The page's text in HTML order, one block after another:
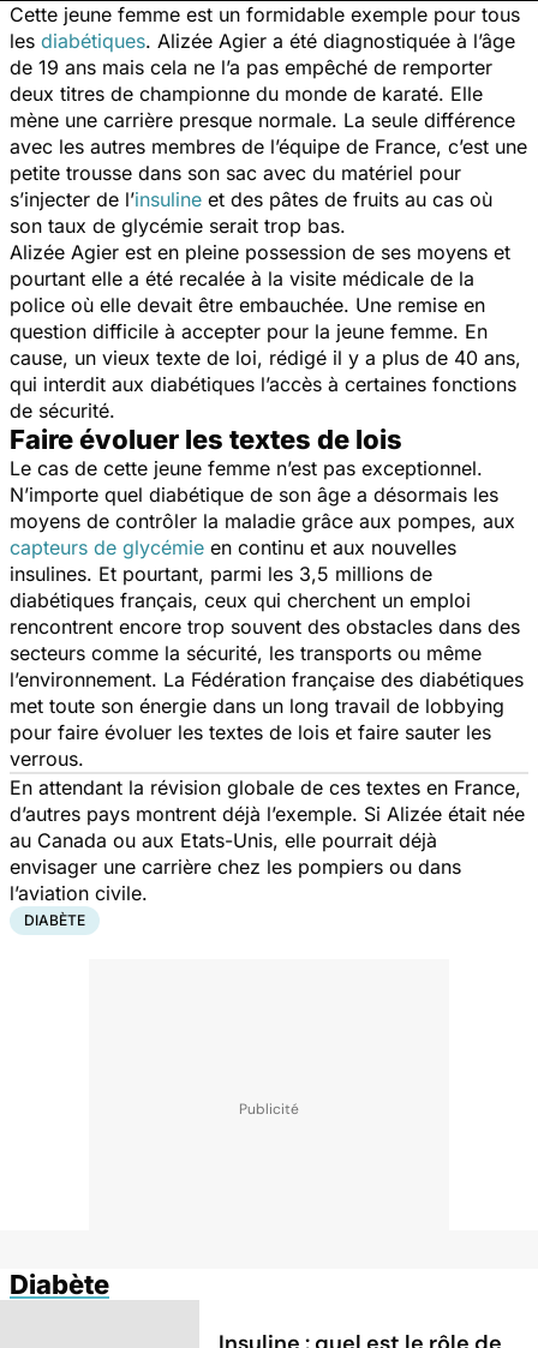
Cette jeune femme est un formidable exemple pour tous
les diabétiques. Alizée Agier a été diagnostiquée à l’âge
de 19 ans mais cela ne l’a pas empêché de remporter
deux titres de championne du monde de karaté. Elle
mène une carrière presque normale. La seule différence
avec les autres membres de l’équipe de France, c’est une
petite trousse dans son sac avec du matériel pour
s’injecter de l’insuline et des pâtes de fruits au cas où
son taux de glycémie serait trop bas.
Alizée Agier est en pleine possession de ses moyens et
pourtant elle a été recalée à la visite médicale de la
police où elle devait être embauchée. Une remise en
question difficile à accepter pour la jeune femme. En
cause, un vieux texte de loi, rédigé il y a plus de 40 ans,
qui interdit aux diabétiques l’accès à certaines fonctions
de sécurité.
Faire évoluer les textes de lois
Le cas de cette jeune femme n’est pas exceptionnel.
N’importe quel diabétique de son âge a désormais les
moyens de contrôler la maladie grâce aux pompes, aux
capteurs de glycémie en continu et aux nouvelles
insulines. Et pourtant, parmi les 3,5 millions de
diabétiques français, ceux qui cherchent un emploi
rencontrent encore trop souvent des obstacles dans des
secteurs comme la sécurité, les transports ou même
l’environnement. La Fédération française des diabétiques
met toute son énergie dans un long travail de lobbying
pour faire évoluer les textes de lois et faire sauter les
verrous.
En attendant la révision globale de ces textes en France,
d’autres pays montrent déjà l’exemple. Si Alizée était née
au Canada ou aux Etats-Unis, elle pourrait déjà
envisager une carrière chez les pompiers ou dans
l’aviation civile.
DIABÈTE
Diabète